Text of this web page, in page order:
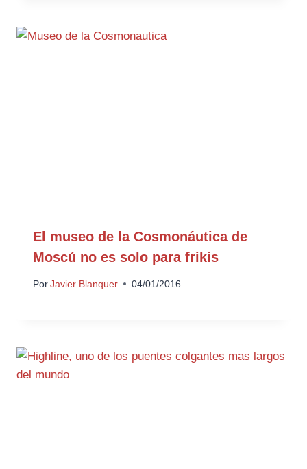
El museo de la Cosmonáutica de
Moscú no es solo para frikis
Por Javier Blanquer 04/01/2016